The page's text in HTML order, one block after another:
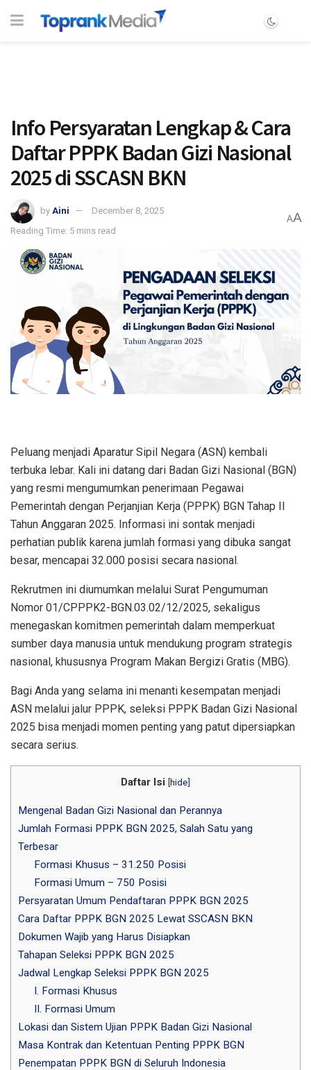
Info Persyaratan Lengkap & Cara
Daftar PPPK Badan Gizi Nasional
2025 di SSCASN BKN
by Aini
December 8, 2025
Reading Time: 5 mins read
AA
Peluang menjadi Aparatur Sipil Negara (ASN) kembali
terbuka lebar. Kali ini datang dari Badan Gizi Nasional (BGN)
yang resmi mengumumkan penerimaan Pegawai
Pemerintah dengan Perjanjian Kerja (PPPK) BGN Tahap II
Tahun Anggaran 2025. Informasi ini sontak menjadi
perhatian publik karena jumlah formasi yang dibuka sangat
besar, mencapai 32.000 posisi secara nasional.
Rekrutmen ini diumumkan melalui Surat Pengumuman
Nomor 01/CPPPK2-BGN.03.02/12/2025, sekaligus
menegaskan komitmen pemerintah dalam memperkuat
sumber daya manusia untuk mendukung program strategis
nasional, khususnya Program Makan Bergizi Gratis (MBG).
Bagi Anda yang selama ini menanti kesempatan menjadi
ASN melalui jalur PPPK, seleksi PPPK Badan Gizi Nasional
2025 bisa menjadi momen penting yang patut dipersiapkan
secara serius.
Daftar Isi [hide]
Mengenal Badan Gizi Nasional dan Perannya
Jumlah Formasi PPPK BGN 2025, Salah Satu yang
Terbesar
Formasi Khusus – 31.250 Posisi
Formasi Umum – 750 Posisi
Persyaratan Umum Pendaftaran PPPK BGN 2025
Cara Daftar PPPK BGN 2025 Lewat SSCASN BKN
Dokumen Wajib yang Harus Disiapkan
Tahapan Seleksi PPPK BGN 2025
Jadwal Lengkap Seleksi PPPK BGN 2025
I. Formasi Khusus
II. Formasi Umum
Lokasi dan Sistem Ujian PPPK Badan Gizi Nasional
Masa Kontrak dan Ketentuan Penting PPPK BGN
Penempatan PPPK BGN di Seluruh Indonesia